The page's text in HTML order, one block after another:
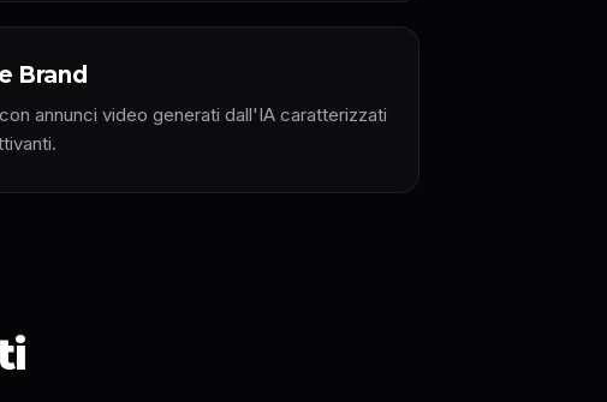
Brand
annunci video generati dall'IA caratterizzati